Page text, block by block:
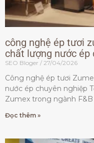
công nghệ ép tươi
chất lượng nước ép
SEO Bloger 27/04/2026
Công nghệ ép tươi
nước ép chuyên nghiệp
Zumex trong ngành F&B
Đọc thêm »